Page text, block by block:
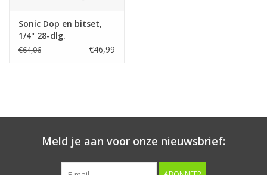
Luchtgereedschap
Sonic Dop en bitset,
1/4" 28-dlg.
€64,06 €46,99
Meld je aan voor onze nieuwsbrief: